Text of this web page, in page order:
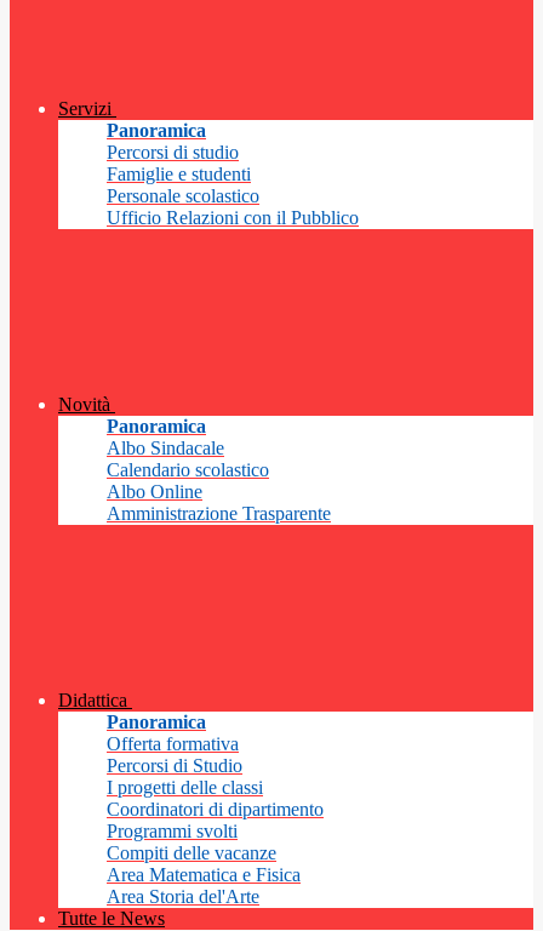
Servizi
Panoramica
Percorsi di studio
Famiglie e studenti
Personale scolastico
Ufficio Relazioni con il Pubblico
Novità
Panoramica
Albo Sindacale
Calendario scolastico
Albo Online
Amministrazione Trasparente
Didattica
Panoramica
Offerta formativa
Percorsi di Studio
I progetti delle classi
Coordinatori di dipartimento
Programmi svolti
Compiti delle vacanze
Area Matematica e Fisica
Area Storia del'Arte
Tutte le News